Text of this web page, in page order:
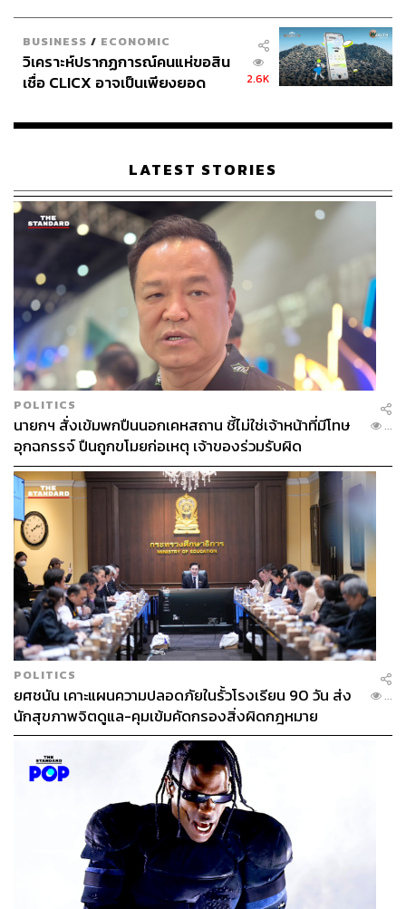
BUSINESS / ECONOMIC
วิเคราะห์ปรากฏการณ์คนแห่ขอสิน
เชื่อ CLICX อาจเป็นเพียงยอด
เรือนไทยที่ถูกซุกไว้
2.6K
LATEST STORIES
POLITICS
นายกฯ สั่งเข้มพกปืนนอกเคหสถาน ชี้ไม่ใช่เจ้าหน้าที่มีโทษ
อุกฉกรรจ์ ปืนถูกขโมยก่อเหตุ เจ้าของร่วมรับผิด
...
POLITICS
ยศชนัน เคาะแผนความปลอดภัยในรั้วโรงเรียน 90 วัน ส่ง
นักสุขภาพจิตดูแล-คุมเข้มคัดกรองสิ่งผิดกฎหมาย
...